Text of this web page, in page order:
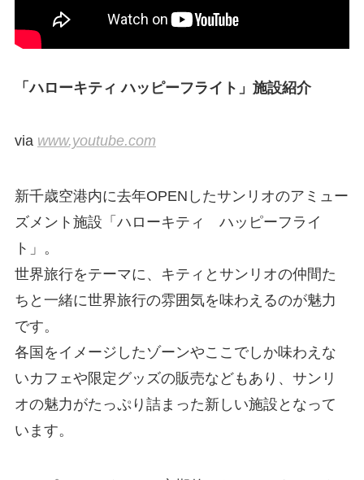
「ハローキティ ハッピーフライト」施設紹介
via www.youtube.com
新千歳空港内に去年OPENしたサンリオのアミュー
ズメント施設「ハローキティ ハッピーフライ
ト」。
世界旅行をテーマに、キティとサンリオの仲間た
ちと一緒に世界旅行の雰囲気を味わえるのが魅力
です。
各国をイメージしたゾーンやここでしか味わえな
いカフェや限定グッズの販売などもあり、サンリ
オの魅力がたっぷり詰まった新しい施設となって
います。